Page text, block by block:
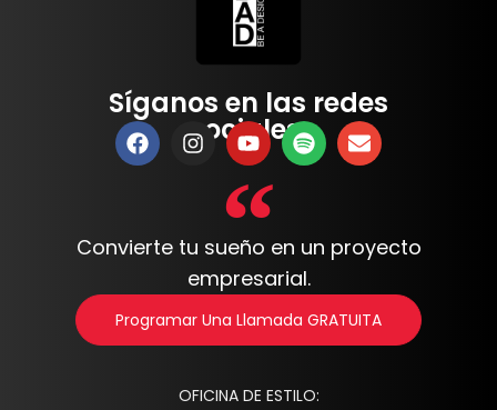
Síganos en las redes
sociales:
Convierte tu sueño en un proyecto
empresarial.
Programar Una Llamada GRATUITA
OFICINA DE ESTILO: